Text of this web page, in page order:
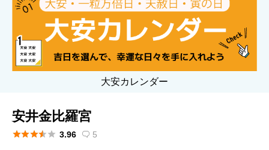
大安カレンダー
安井金比羅宮
 3.96  5